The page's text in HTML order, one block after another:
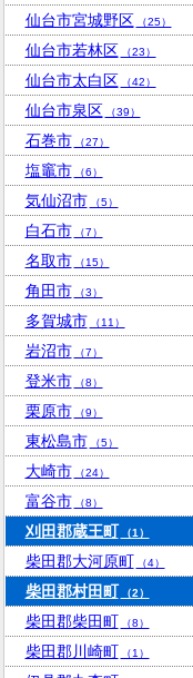
仙台市宮城野区 （25）
仙台市若林区 （23）
仙台市太白区 （42）
仙台市泉区 （39）
石巻市 （27）
塩竈市 （6）
気仙沼市 （5）
白石市 （7）
名取市 （15）
角田市 （3）
多賀城市 （11）
岩沼市 （7）
登米市 （8）
栗原市 （9）
東松島市 （5）
大崎市 （24）
富谷市 （8）
刈田郡蔵王町 （1）
柴田郡大河原町 （4）
柴田郡村田町 （2）
柴田郡柴田町 （8）
柴田郡川崎町 （1）